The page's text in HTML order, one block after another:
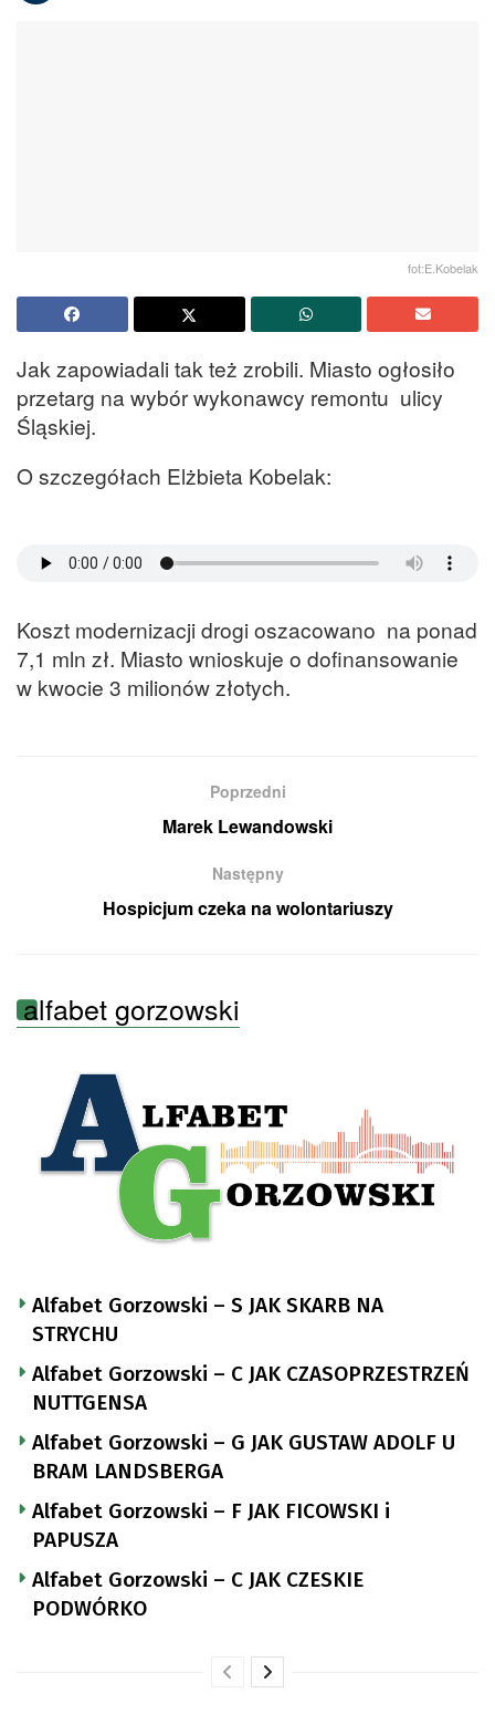
fot:E.Kobelak
Jak zapowiadali tak też zrobili. Miasto ogłosiło
przetarg na wybór wykonawcy remontu ulicy
Śląskiej.
O szczegółach Elżbieta Kobelak:
Koszt modernizacji drogi oszacowano na ponad
7,1 mln zł. Miasto wnioskuje o dofinansowanie
w kwocie 3 milionów złotych.
Poprzedni
Marek Lewandowski
Następny
Hospicjum czeka na wolontariuszy
alfabet gorzowski
Alfabet Gorzowski – S JAK SKARB NA
STRYCHU
Alfabet Gorzowski – C JAK CZASOPRZESTRZEŃ
NUTTGENSA
Alfabet Gorzowski – G JAK GUSTAW ADOLF U
BRAM LANDSBERGA
Alfabet Gorzowski – F JAK FICOWSKI i
PAPUSZA
Alfabet Gorzowski – C JAK CZESKIE
PODWÓRKO